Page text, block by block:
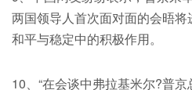
两国领导人首次面对面的会晤
和平与稳定中的积极作用。
10、“在会谈中弗拉基米尔?普